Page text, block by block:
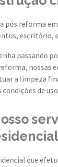
pós reforma
escritório,
passando
nossas
a limpeza
de
que